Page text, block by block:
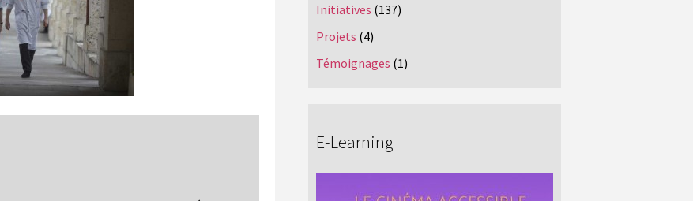
Initiatives (137)
Projets (4)
Témoignages (1)
E-Learning